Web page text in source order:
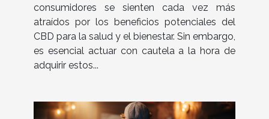
consumidores se sienten cada vez más
atraídos por los beneficios potenciales del
CBD para la salud y el bienestar. Sin embargo,
es esencial actuar con cautela a la hora de
adquirir estos...